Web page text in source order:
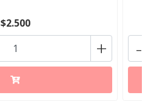
$2.500
+ -